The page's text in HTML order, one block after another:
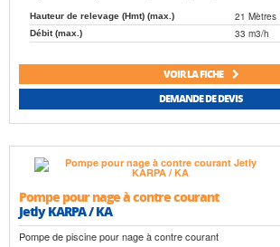
Hauteur de relevage (Hmt) (max.) 21 Mètres
Débit (max.) 33 m3/h
VOIR LA FICHE
DEMANDE DE DEVIS
Pompe pour nage à contre courant
Jetly KARPA / KA
Pompe de piscine pour nage à contre courant